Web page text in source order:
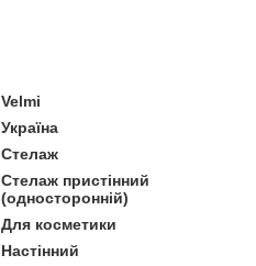
Velmi
Україна
Стелаж
Стелаж пристінний
(односторонній)
Для косметики
Настінний